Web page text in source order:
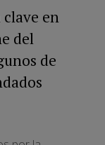
en
del
de